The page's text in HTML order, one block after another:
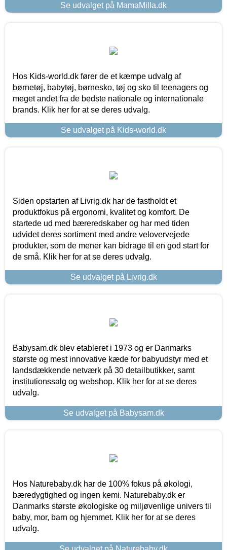
Se udvalget på MamaMilla.dk
Hos Kids-world.dk fører de et kæmpe udvalg af
børnetøj, babytøj, børnesko, tøj og sko til teenagers og
meget andet fra de bedste nationale og internationale
brands. Klik her for at se deres udvalg.
Se udvalget på Kids-world.dk
Siden opstarten af Livrig.dk har de fastholdt et
produktfokus på ergonomi, kvalitet og komfort. De
startede ud med bæreredskaber og har med tiden
udvidet deres sortiment med andre velovervejede
produkter, som de mener kan bidrage til en god start for
de små. Klik her for at se deres udvalg.
Se udvalget på Livrig.dk
Babysam.dk blev etableret i 1973 og er Danmarks
største og mest innovative kæde for babyudstyr med et
landsdækkende netværk på 30 detailbutikker, samt
institutionssalg og webshop. Klik her for at se deres
udvalg.
Se udvalget på Babysam.dk
Hos Naturebaby.dk har de 100% fokus på økologi,
bæredygtighed og ingen kemi. Naturebaby.dk er
Danmarks største økologiske og miljøvenlige univers til
baby, mor, barn og hjemmet. Klik her for at se deres
udvalg.